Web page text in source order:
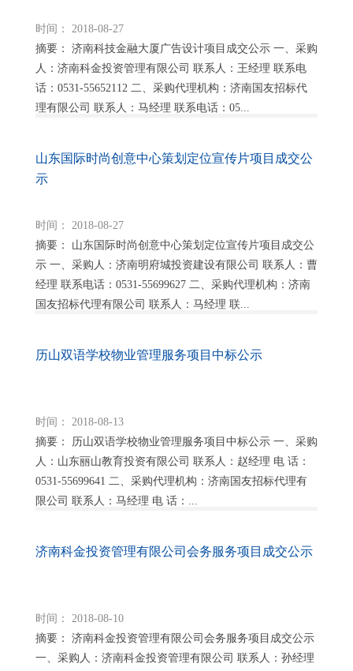
时间： 2018-08-27
摘要： 济南科技金融大厦广告设计项目成交公示 一、采购
人：济南科金投资管理有限公司 联系人：王经理 联系电
话：0531-55652112 二、采购代理机构：济南国友招标代
理有限公司 联系人：马经理 联系电话：05...
山东国际时尚创意中心策划定位宣传片项目成交公
示
时间： 2018-08-27
摘要： 山东国际时尚创意中心策划定位宣传片项目成交公
示 一、采购人：济南明府城投资建设有限公司 联系人：曹
经理 联系电话：0531-55699627 二、采购代理机构：济南
国友招标代理有限公司 联系人：马经理 联...
历山双语学校物业管理服务项目中标公示
时间： 2018-08-13
摘要： 历山双语学校物业管理服务项目中标公示 一、采购
人：山东丽山教育投资有限公司 联系人：赵经理 电 话：
0531-55699641 二、采购代理机构：济南国友招标代理有
限公司 联系人：马经理 电 话：...
济南科金投资管理有限公司会务服务项目成交公示
时间： 2018-08-10
摘要： 济南科金投资管理有限公司会务服务项目成交公示
一、采购人：济南科金投资管理有限公司 联系人：孙经理